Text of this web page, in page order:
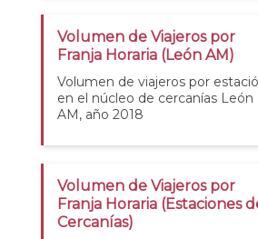
Volumen de Viajeros por
Franja Horaria (León AM)
Volumen de viajeros por
en el núcleo de cercanías León
AM, año 2018
Volumen de Viajeros por
Franja Horaria (Estaciones
Cercanías)